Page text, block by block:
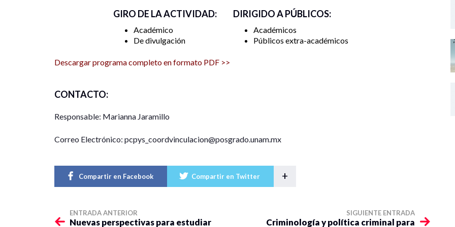
GIRO DE LA ACTIVIDAD:
Académico
De divulgación
DIRIGIDO A PÚBLICOS:
Académicos
Públicos extra-académicos
Descargar programa completo en formato PDF >>
CONTACTO:
Responsable: Marianna Jaramillo
Correo Electrónico: pcpys_coordvinculacion@posgrado.unam.mx
Compartir en Facebook Compartir en Twitter +
ENTRADA ANTERIOR
Nuevas perspectivas para estudiar
SIGUIENTE ENTRADA
Criminología y política criminal para